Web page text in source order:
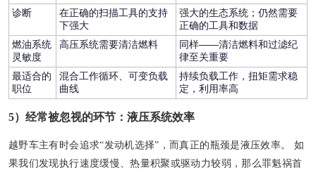
诊断
在正确的扫描工具的支持
下强大
强大的生态系统；仍然需要
正确的工具和数据
燃油系统
灵敏度
高压系统需要清洁燃料
同样——清洁燃料和过滤纪
律至关重要
最适合的
职位
混合工作循环、可变负载
曲线
持续负载工作，扭矩需求稳
定，利用率高
5）经常被忽视的环节：液压系统效率
越野车主有时会追求“发动机选择”，而真正的瓶颈是液压效率。 如
果我们发现执行速度缓慢、热量积聚或驱动力较弱，那么罪魁祸首